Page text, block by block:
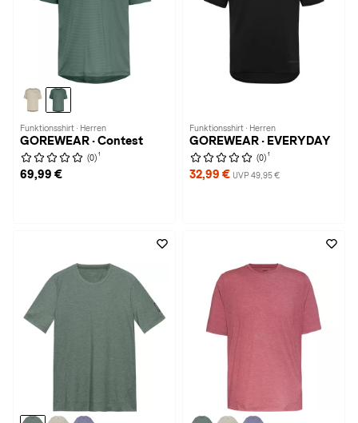
Funktionsshirt · Herren
GOREWEAR · Contest
(0) 1
69,99 €
Funktionsshirt · Herren
GOREWEAR · EVERYDAY
(0) 1
32,99 € UVP 49,95 €